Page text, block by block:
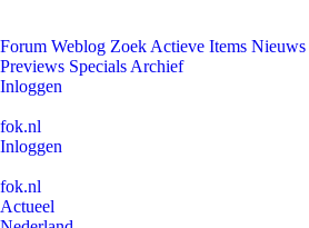
Forum Weblog Zoek Actieve Items Nieuws
Previews Specials Archief
Inloggen
fok.nl
Inloggen
fok.nl
Actueel